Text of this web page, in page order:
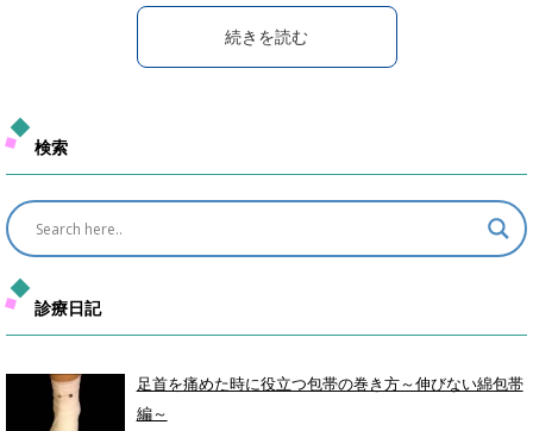
続きを読む
検索
診療日記
足首を痛めた時に役立つ包帯の巻き方～伸びない綿包帯
編～